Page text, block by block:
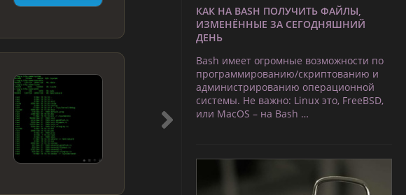
КАК НА BASH ПОЛУЧИТЬ ФАЙЛЫ,
ИЗМЕНЁННЫЕ ЗА СЕГОДНЯШНИЙ
ДЕНЬ
Bash имеет огромные возможности по
программированию/скриптованию и
администрированию операционной
системы. Не важно: Linux это, FreeBSD,
или MacOS – на Bash …